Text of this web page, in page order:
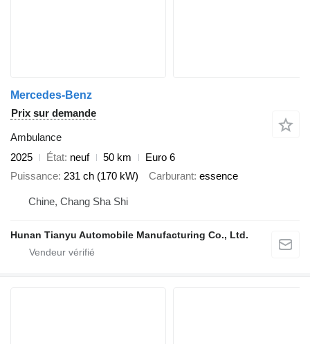
Mercedes-Benz
Prix sur demande
Ambulance
2025
État neuf 50 km
Euro 6
Puissance 231 ch (170 kW) Carburant essence
Chine, Chang Sha Shi
Hunan Tianyu Automobile Manufacturing Co., Ltd.